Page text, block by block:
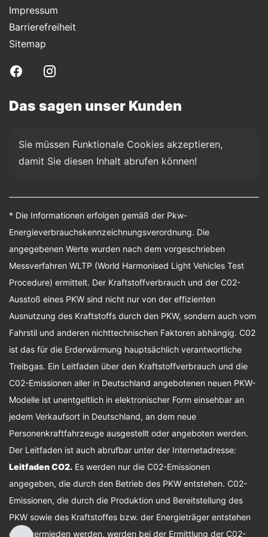
Impressum
Barrierefreiheit
Sitemap
Das sagen unser Kunden
Sie müssen Funktionale Cookies akzeptieren,
damit Sie diesen Inhalt abrufen können!
* Die Informationen erfolgen gemäß der Pkw-
Energieverbrauchskennzeichnungsverordnung. Die
angegebenen Werte wurden nach dem vorgeschrieben
Messverfahren WLTP (World Harmonised Light Vehicles Test
Procedure) ermittelt. Der Kraftstoffverbrauch und der C02-
Ausstoß eines PKW sind nicht nur von der effizienten
Ausnutzung des Kraftstoffs durch den PKW, sondern auch vom
Fahrstil und anderen nichttechnischen Faktoren abhängig. C02
ist das für die Erderwärmung hauptsächlich verantwortliche
Treibgas. Ein Leitfaden über den Kraftstoffverbrauch und die
C02-Emissionen aller in Deutschland angebotenen neuen PKW-
Modelle ist unentgeltlich in elektronischer Form einsehbar an
jedem Verkaufsort in Deutschland, an dem neue
Personenkraftfahrzeuge ausgestellt oder angeboten werden.
Der Leitfaden ist auch abrufbar unter der Internetadresse:
Leitfaden CO2. Es werden nur die C02-Emissionen
angegeben, die durch den Betrieb des PKW entstehen. C02-
Emissionen, die durch die Produktion und Bereitstellung des
PKW sowie des Kraftstoffes bzw. der Energieträger entstehen
oder vermieden werden, werden bei der Ermittlung der C02-